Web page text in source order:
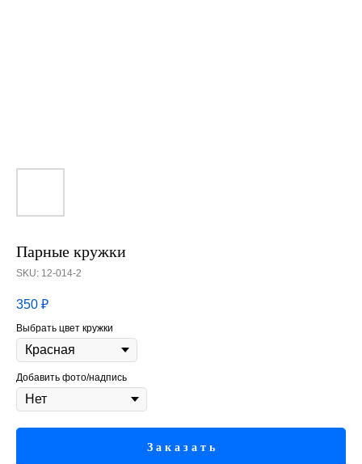
Парные кружки
SKU: 12-014-2
350 ₽
Выбрать цвет кружки
Добавить фото/надпись
З а к а з а т ь